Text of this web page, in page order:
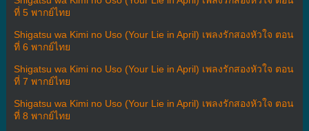
ที่ 5 พากย์ไทย
Shigatsu wa Kimi no Uso (Your Lie in April) เพลงรักสองหัวใจ ตอน
ที่ 6 พากย์ไทย
Shigatsu wa Kimi no Uso (Your Lie in April) เพลงรักสองหัวใจ ตอน
ที่ 7 พากย์ไทย
Shigatsu wa Kimi no Uso (Your Lie in April) เพลงรักสองหัวใจ ตอน
ที่ 8 พากย์ไทย